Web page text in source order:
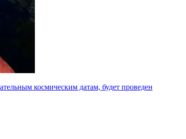
космическим датам, будет проведен